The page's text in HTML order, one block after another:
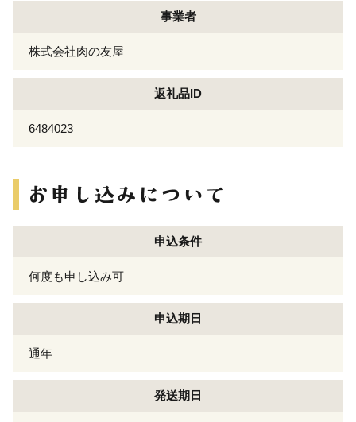
事業者
株式会社肉の友屋
返礼品ID
6484023
申込条件
何度も申し込み可
申込期日
通年
発送期日